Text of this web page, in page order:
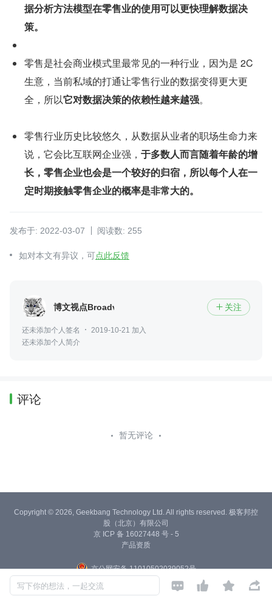
据分析方法模型在零售业的使用可以更快理解数据决
策。
零售是社会商业模式里最常见的一种行业，因为是 2C
生意，当前私域的打通让零售行业的数据变得更大更
全，所以它对数据决策的依赖性越来越强。
零售行业历史比较悠久，从数据从业者的职场生命力来
说，它会比互联网企业强， 于多数人而言随着年龄的增
长，零售企业也会是一个较好的归宿，所以每个人在一
定时期接触零售企业的概率是非常大的。
发布于: 2022-03-07 阅读数: 255
如对本文有异议，可点此反馈
博文视点Broadview  关注
还未添加个人签名
2019-10-21 加入
还未添加个人简介
评论
暂无评论
写下你的想法，一起交流    
Copyright © 2026, Geekbang Technology Ltd. All rights reserved. 极客邦控
股（北京）有限公司
京 ICP 备 16027448 号 - 5
产品资质
京公网安备 11010502039052号